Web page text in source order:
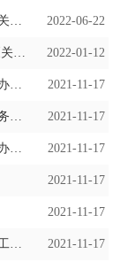
关于转发中国注册税务师行业委员会办公室《关于印发《厚植文化底蕴 铸造书香行业》倡议书的通知》的通知 2022-06-22
关于转发中国注册税务师行业委员会 办公室《关于举办全国税务师行业深入 学习贯彻党的十九届六中全会精神 （线上）培训班的通知》的通知 2022-01-12
关于转发中国注册税务师行业委员会《关于举办全国税务师行业党史学习教育专题培训班的通知》的通知 2021-11-17
关于转发中国注册税务师行业委员会《关于税务师行业认真学习贯彻习近平总书记在庆祝中国共产党成立100周年大会上的重要讲话精神的通知》的通知 2021-11-17
关于转发中国注册税务师行业委员会关于《举办中国注册税务师行业党委党员培训班（党史学习教育专题培训）》的通知 2021-11-17
2021-11-17
2021-11-17
吉林省注册税务师行业党委2020年度行业党建工作情况报告 2021-11-17